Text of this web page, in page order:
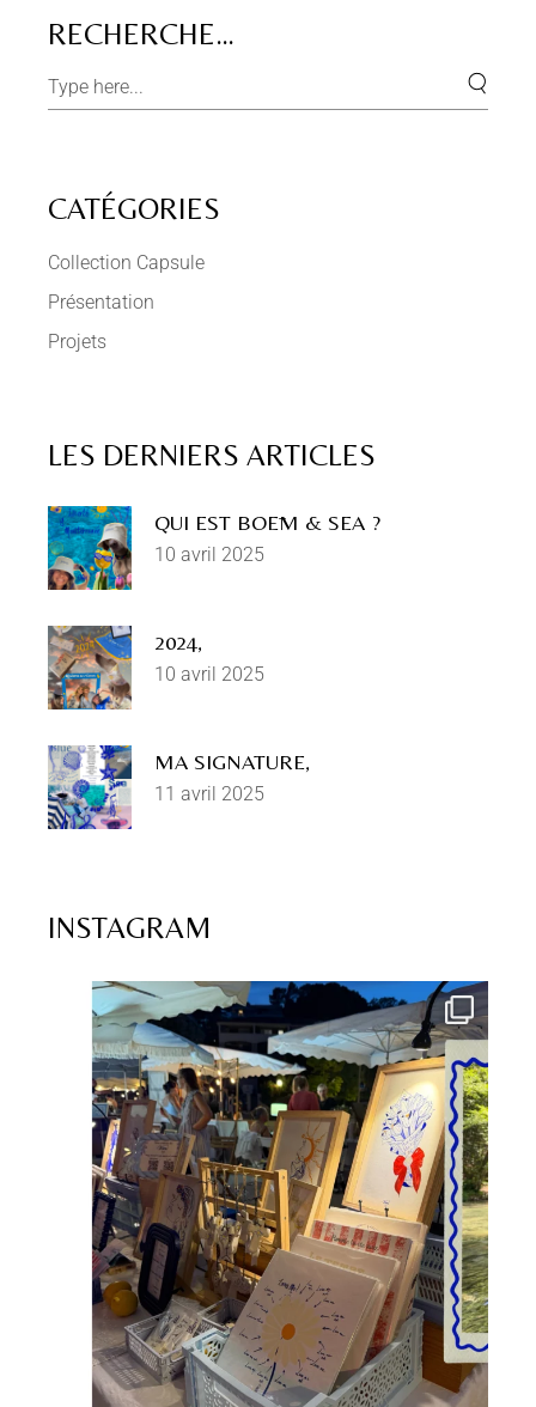
RECHERCHE…
CATÉGORIES
Collection Capsule
Présentation
Projets
LES DERNIERS ARTICLES
QUI EST BOĒM & SEA ?
10 avril 2025
2024,
10 avril 2025
MA SIGNATURE,
11 avril 2025
INSTAGRAM